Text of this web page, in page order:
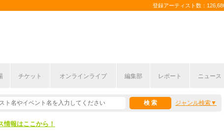
登録アーティスト数：
チケット オンラインライブ 編集部 レポート ニュース
ジャンル検索
2026年上半期編発表！
情報はここから！